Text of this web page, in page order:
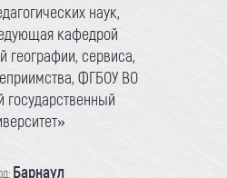
наук,
кафедрой
географии, сервиса,
ФГБОУ ВО
государственный
Барнаул